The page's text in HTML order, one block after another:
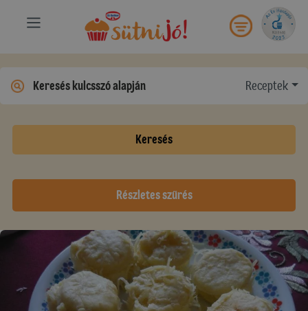
Receptek
Keresés
Részletes szűrés